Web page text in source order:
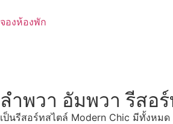
to
จองห้องพัก
ลำพวา อัมพวา รีสอ
เป็นรีสอร์ทสไตล์ Modern Chic มีทั้งหม